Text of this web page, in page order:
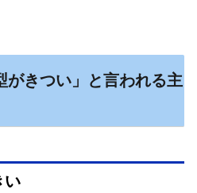
がきつい」と言われる主
い